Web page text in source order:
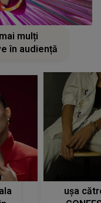
mulți
în audiență
ușa